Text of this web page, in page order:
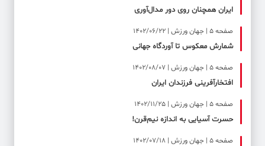
ایران همچنان روی دور مدال‌آوری
صفحه ۵ | جهان ورزش | 1402/06/22
شمارش معکوس تا آوردگاه جهانی
صفحه ۵ | جهان ورزش | 1402/08/07
افتخارآفرینی فرزندان ایران
صفحه ۵ | جهان ورزش | 1402/11/25
حسرت آسیایی به اندازه نیم‌قرن!
صفحه ۵ | جهان ورزش | 1402/07/18